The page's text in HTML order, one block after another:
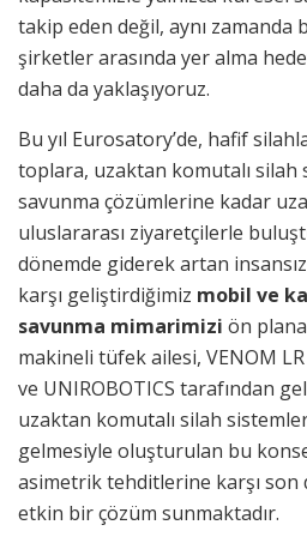
takip eden değil, aynı
şirketler arasında yer alma
daha da yaklaşıyoruz.
Bu yıl Eurosatory’de, hafif
toplara, uzaktan komutalı
savunma çözümlerine kadar
uluslararası ziyaretçilerle
dönemde giderek artan
karşı geliştirdiğimiz mobil ve
savunma mimarimizi ön plana
makineli tüfek ailesi, VENOM
ve UNIROBOTICS tarafından
uzaktan komutalı silah
gelmesiyle oluşturulan bu
asimetrik tehditlerine karşı son
etkin bir çözüm sunmaktadır.